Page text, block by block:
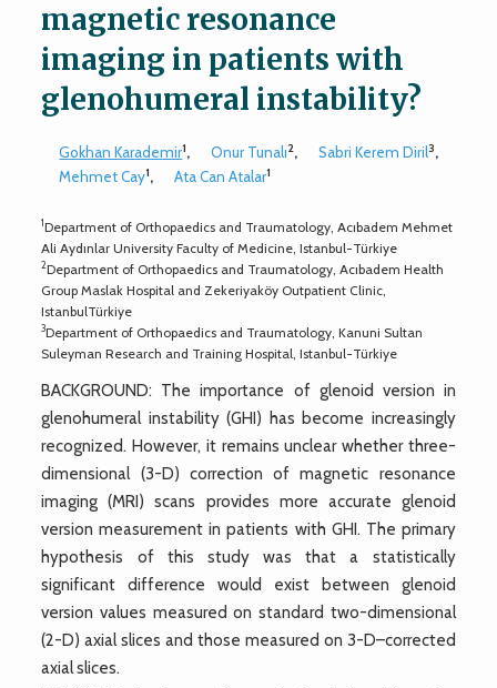
magnetic resonance
imaging in patients with
glenohumeral instability?
Gokhan Karademir1, Onur Tunalı2, Sabri Kerem Diril3,
Mehmet Cay1, Ata Can Atalar1
1Department of Orthopaedics and Traumatology, Acıbadem Mehmet
Ali Aydınlar University Faculty of Medicine, Istanbul-Türkiye
2Department of Orthopaedics and Traumatology, Acıbadem Health
Group Maslak Hospital and Zekeriyaköy Outpatient Clinic,
IstanbulTürkiye
3Department of Orthopaedics and Traumatology, Kanuni Sultan
Suleyman Research and Training Hospital, Istanbul-Türkiye
BACKGROUND: The importance of glenoid version in
glenohumeral instability (GHI) has become increasingly
recognized. However, it remains unclear whether three-
dimensional (3-D) correction of magnetic resonance
imaging (MRI) scans provides more accurate glenoid
version measurement in patients with GHI. The primary
hypothesis of this study was that a statistically
significant difference would exist between glenoid
version values measured on standard two-dimensional
(2-D) axial slices and those measured on 3-D–corrected
axial slices.